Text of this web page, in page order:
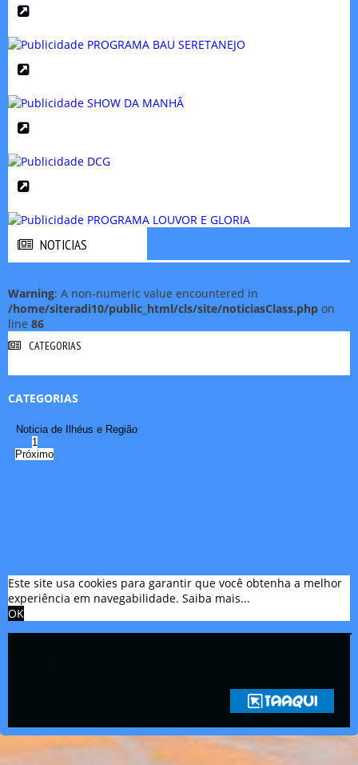
NOTICIAS
Warning: A non-numeric value encountered in
/home/siteradi10/public_html/cls/site/noticiasClass.php on
line 86
CATEGORIAS
CATEGORIAS
Noticia de Ilhéus e Região
1
Próximo
Este site usa cookies para garantir que você obtenha a melhor
experiência em navegabilidade. Saiba mais...
OK